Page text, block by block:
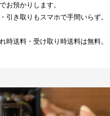
お預かりします。
引き取りもスマホで手間いらず。
時送料・受け取り時送料は無料。